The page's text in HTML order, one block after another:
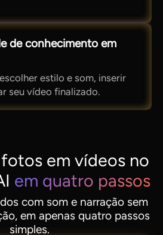
de conhecimento em
estilo e som, inserir
seu vídeo finalizado.
em vídeos no
em quatro passos
com som e narração sem
em apenas quatro passos
simples.